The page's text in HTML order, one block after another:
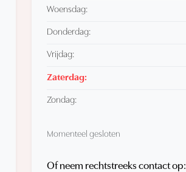
Woensdag:
Donderdag:
Vrijdag:
Zaterdag:
Zondag:
Momenteel gesloten
Of neem rechtstreeks contact op: